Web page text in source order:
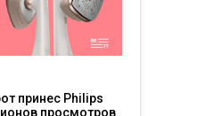
принес Philips
просмотров